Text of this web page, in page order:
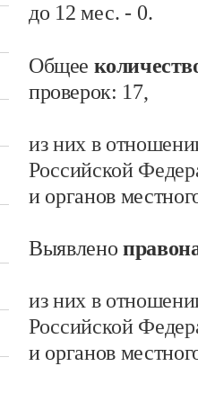
до 12 мес. - 0.
Общее
проверок: 17,
из них в
Российской
и органов
Выявлено
из них в
Российской
и органов